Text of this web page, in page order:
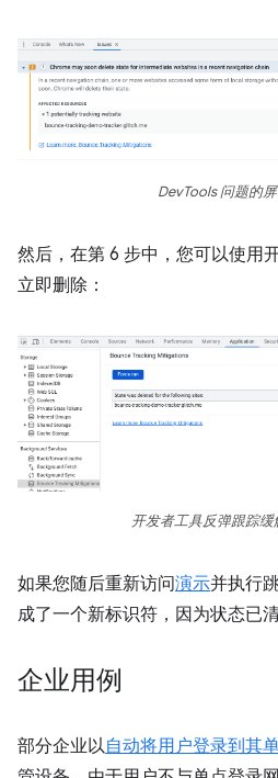
DevTools 问题的屏
然后，在第 6 步中，您可以使用
立即删除：
开发者工具反弹跟踪缓
如果您随后重新访问演示并执行
成了一个新标识符，因为状态已清
企业用例
部分企业以自动将用户登录到其